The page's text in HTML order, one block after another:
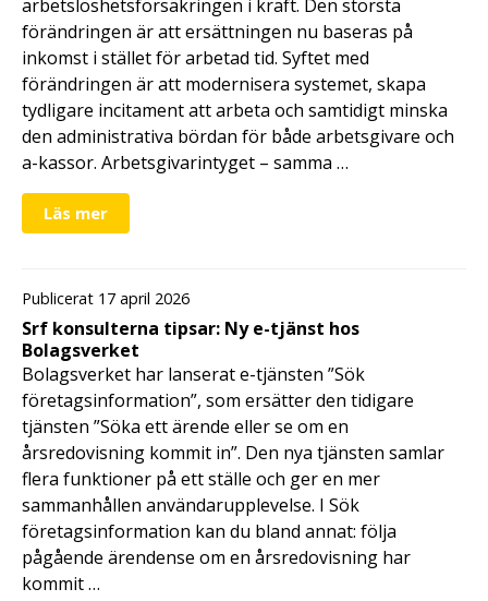
arbetslöshetsförsäkringen i kraft. Den största
förändringen är att ersättningen nu baseras på
inkomst i stället för arbetad tid. Syftet med
förändringen är att modernisera systemet, skapa
tydligare incitament att arbeta och samtidigt minska
den administrativa bördan för både arbetsgivare och
a-kassor. Arbetsgivarintyget – samma …
Läs mer
Publicerat 17 april 2026
Srf konsulterna tipsar: Ny e-tjänst hos
Bolagsverket
Bolagsverket har lanserat e-tjänsten ”Sök
företagsinformation”, som ersätter den tidigare
tjänsten ”Söka ett ärende eller se om en
årsredovisning kommit in”. Den nya tjänsten samlar
flera funktioner på ett ställe och ger en mer
sammanhållen användarupplevelse. I Sök
företagsinformation kan du bland annat: följa
pågående ärendense om en årsredovisning har
kommit …